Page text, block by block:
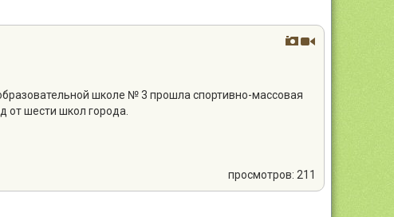
школе № 3 прошла спортивно-массовая
от шести школ города.
просмотров: 211